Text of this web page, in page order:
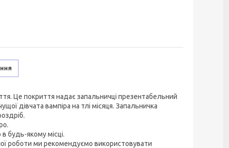
Це покриття надає запальничці презентабельний
дівчата вампіра на тлі місяця. Запальничка
будь-якому місці.
роботи ми рекомендуємо використовувати